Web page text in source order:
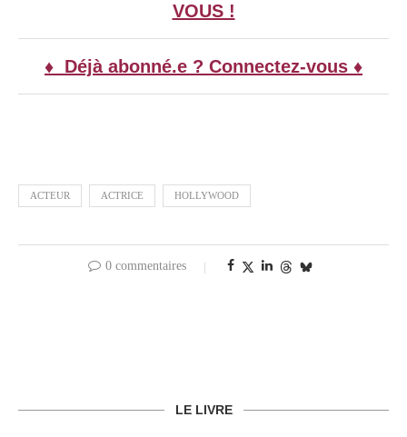
VOUS !
♦ Déjà abonné.e ? Connectez-vous ♦
ACTEUR ACTRICE HOLLYWOOD
0 commentaires
LE LIVRE